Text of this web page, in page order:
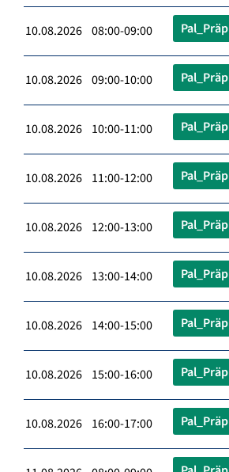
10.08.2026 08:00-09:00 Pal_Präp
10.08.2026 09:00-10:00 Pal_Präp
10.08.2026 10:00-11:00 Pal_Präp
10.08.2026 11:00-12:00 Pal_Präp
10.08.2026 12:00-13:00 Pal_Präp
10.08.2026 13:00-14:00 Pal_Präp
10.08.2026 14:00-15:00 Pal_Präp
10.08.2026 15:00-16:00 Pal_Präp
10.08.2026 16:00-17:00 Pal_Präp